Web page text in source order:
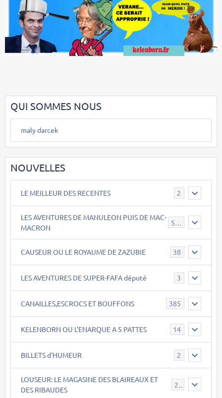
QUI SOMMES NOUS
maly darcek
NOUVELLES
LE MEILLEUR DES RECENTES 2
LES AVENTURES DE MANULEON PUIS DE MAC-
MACRON
543
CAUSEUR OU LE ROYAUME DE ZAZUBIE 38
LES AVENTURES DE SUPER-FAFA député 3
CANAILLES,ESCROCS ET BOUFFONS 385
KELENBORN OU L'ENARQUE A 5 PATTES 14
BILLETS d'HUMEUR 2
LOUSEUR: LE MAGASINE DES BLAIREAUX ET
DES RIBAUDES
21